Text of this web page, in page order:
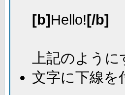
[b]Hello![/b]
上記のよう
文字に下線を